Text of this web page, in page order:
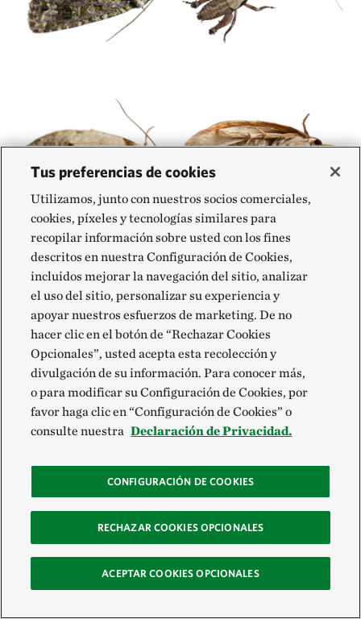
MÁS
Cerca del faro de Point Conception, Riegeseñala
el área donde la organización tiene planeado
encuentran actualmente cubiertos con planta de
hielo, una suculenta de Sudáfrica que bloquea las
especies nativas mediante la formación de tupidas
esteras en las dunas. Es un esfuerzo ambicioso —
quizás la mayor erradicación de la planta de hielo que
jamás se haya intentado— y posiblemente sea
Tus preferencias de cookies
Utilizamos, junto con nuestros socios comerciales,
cookies, píxeles y tecnologías similares para
recopilar información sobre usted con los fines
descritos en nuestra Configuración de Cookies,
incluidos mejorar la navegación del sitio, analizar
el uso del sitio, personalizar su experiencia y
apoyar nuestros esfuerzos de marketing. De no
hacer clic en el botón de “Rechazar Cookies
Opcionales”, usted acepta esta recolección y
divulgación de su información. Para conocer más,
o para modificar su Configuración de Cookies, por
favor haga clic en “Configuración de Cookies” o
consulte nuestra Declaración de Privacidad.
CONFIGURACIÓN DE COOKIES
RECHAZAR COOKIES OPCIONALES
ACEPTAR COOKIES OPCIONALES